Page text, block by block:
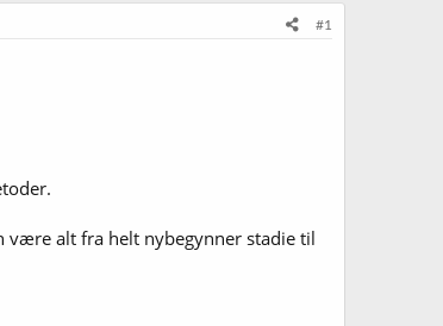
#1
være alt fra helt nybegynner stadie til